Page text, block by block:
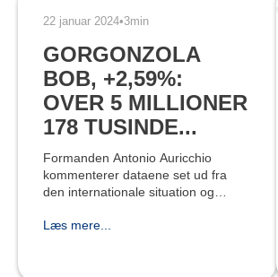
22 januar 2024•3min
GORGONZOLA
BOB, +2,59%:
OVER 5 MILLIONER
178 TUSINDE...
Formanden Antonio Auricchio
kommenterer dataene set ud fra
den internationale situation og
events Konsortiet for Beskyttelse af
Læs mere...